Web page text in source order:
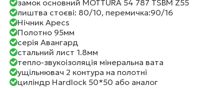
замок основний MOTTURA 54 787 TSBM Z55
лиштва стоєві: 80/10, перемичка:90/16
Нічник Apecs
Полотно 95мм
серія Авангард
стальний лист 1.8мм
тепло-звукоізоляція мінеральна вата
ущільнювач 2 контура на полотні
циліндр Hardlock 50*50 або аналог